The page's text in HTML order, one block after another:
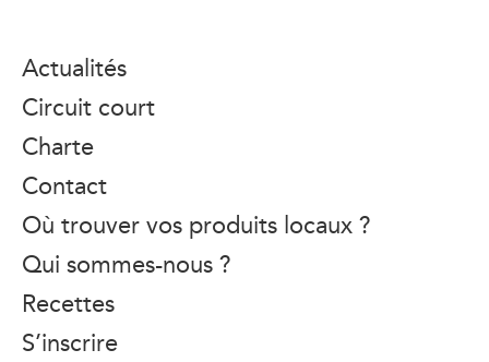
Actualités
Circuit court
Charte
Contact
Où trouver vos produits locaux ?
Qui sommes-nous ?
Recettes
S’inscrire